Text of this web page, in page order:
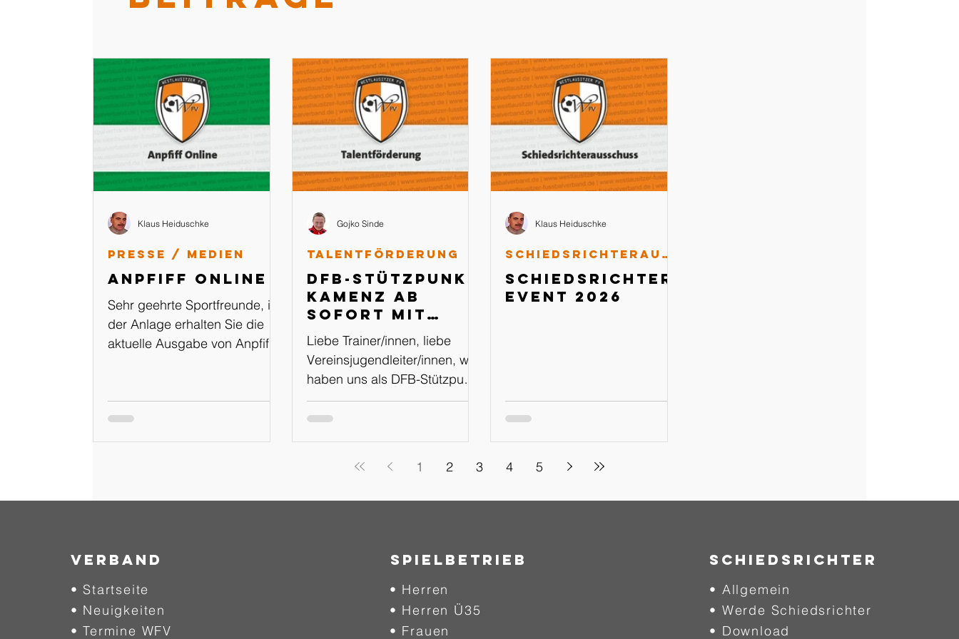
Anpfiff Online
Sehr geehrte Sportfreunde, in
der Anlage erhalten Sie die
aktuelle Ausgabe von Anpfiff
Presse / Medien
Klaus Heiduschke
DFB-Stützpunkt
Kamenz ab
sofort mit
WhatsApp
Kanal
Liebe Trainer/innen, liebe
Vereinsjugendleiter/innen, wir
haben uns als DFB-Stützpunkt
Kamenz für den Schritt
entscheiden, in Zukunft über
Plattformen Instagram und
neue Weg soll mehr
unsere Arbeit am Stützpunkt
schaffen, euch auf kurzem
Weg über Veranstaltungen
Talentförderung
Gojko Sinde
Schiedsrichter-
Event 2026
Schiedsrichterausschuss
Klaus Heiduschke
1 2 3 4 5
Verband
• Startseite
• Neuigkeiten
• Termine WFV
SPIELBETRIEB
• Herren
• Herren Ü35
• Frauen
SCHIEDSRICHTER
• Allgemein
• Werde Schiedsrichter
• Download